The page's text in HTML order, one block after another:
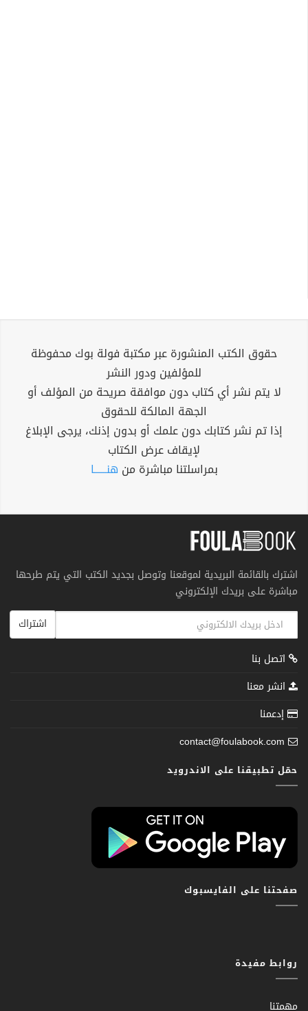
حقوق الكتب المنشورة عبر مكتبة فولة بوك محفوظة
للمؤلفين ودور النشر
لا يتم نشر أي كتاب دون موافقة صريحة من المؤلف أو
الجهة المالكة للحقوق
إذا تم نشر كتابك دون علمك أو بدون إذنك، يرجى الإبلاغ
لإيقاف عرض الكتاب
بمراسلتنا مباشرة من هنــــــا
اشترك بالقائمة البريدية لموقعنا وتوصل بجديد الكتب التي يتم طرحها
مباشرة على بريدك الإلكتروني
اشتراك
اتصل بنا
انشر معنا
إدعمنا
contact@foulabook.com
حمّل تطبيقنا على الاندرويد
صفحتنا على الفايسبوك
روابط مفيدة
مهمتنا